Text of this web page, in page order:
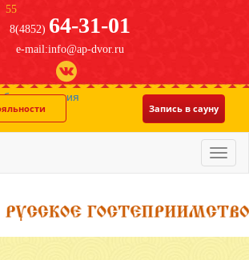
55
8(4852) 64-31-01
e-mail:info@ap-dvor.ru
Запись в сауну
Меню